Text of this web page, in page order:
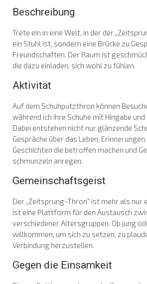
Beschreibung
Trete ein in eine Welt, in der der
ein Stuhl ist, sondern eine Brücke zu
Freundschaften. Der Raum ist
die dazu einladen, sich wohl zu fühlen.
Aktivität
Auf dem Schuhputzthron können
während ich ihre Schuhe mit Hingabe
Dabei entstehen nicht nur glänzende
Gespräche über das Leben,
Geschichten die betroffen machen und
schmunzeln anregen.
Gemeinschaftsgeist
Der „Zeitsprung-Thron“ ist mehr als nur
ist eine Plattform für den Austausch
verschiedener Altersgruppen. Ob jung
willkommen, um sich zu setzen, zu
Verbindung herzustellen.
Gegen die Einsamkeit